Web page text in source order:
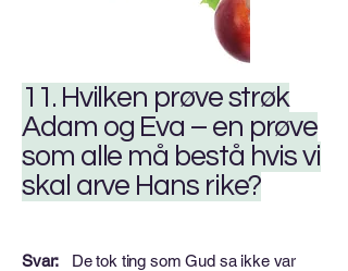
11. Hvilken prøve strøk
Adam og Eva – en prøve
som alle må bestå hvis vi
skal arve Hans rike?
Svar: De tok ting som Gud sa ikke var